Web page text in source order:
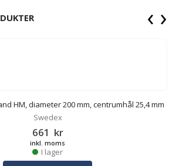
HM, diameter 200 mm, centrumhål 25,4 mm
Swedex
661 kr
inkl. moms
I lager
‹ ›